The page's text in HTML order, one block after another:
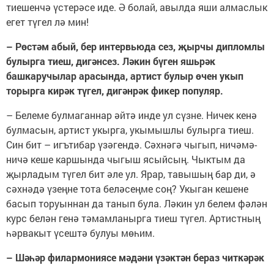
тиешенчә үстерәсе иде. Ә болай, авылда яши алмаслык
егет түгел лә мин!
– Рөстәм абый, бер интервьюда сез, җырчы дипломлы
булырга тиеш, дигәнсез. Ләкин бүген яшьрәк
башкаручылар арасында, артист булыр өчен укып
торырга кирәк түгел, дигәнрәк фикер популяр.
– Белеме булмаганнар әйтә инде ул сүзне. Ничек кенә
булмасын, артист укырга, укымышлы булырга тиеш.
Син бит – игътибар үзәгендә. Сәхнәгә чыгып, ничәмә-
ничә кеше каршында чыгыш ясыйсың. Чыктым да
җырладым түгел бит әле ул. Ярар, тавышың бар ди, ә
сәхнәдә үзеңне тота беләсеңме соң? Укыган кешене
басып торуыннан да танып була. Ләкин ул белем фәлән
курс белән генә тәмамланырга тиеш түгел. Артистның
һәрвакыт үсештә булуы мөһим.
– Шәһәр филармониясе мәдәни үзәктән бераз читкәрәк